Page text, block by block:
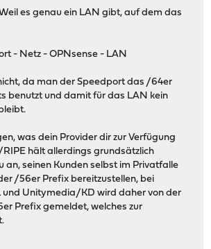
es genau ein LAN gibt, auf dem das
- Netz - OPNsense - LAN
da man der Speedport das /64er
benutzt und damit für das LAN kein
was dein Provider dir zur Verfügung
hält allerdings grundsätzlich
an, seinen Kunden selbst im Privatfalle
/56er Prefix bereitzustellen, bei
und Unitymedia/KD wird daher von der
Prefix gemeldet, welches zur